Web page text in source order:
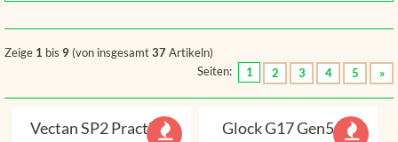
Zeige 1 bis 9 (von insgesamt37Artikeln)
Seiten:
1 2 3 4 5 »
Vectan SP2 Practical
Glock G17 Gen5 FS